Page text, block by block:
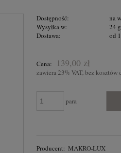
Dostępność:
na
Wysyłka w:
24
Dostawa:
od
zakupów powyżej 300,00 zł
Cena: 139,00 zł
zawiera 23% VAT, bez kosztów
para
Producent: MAKRO-LUX